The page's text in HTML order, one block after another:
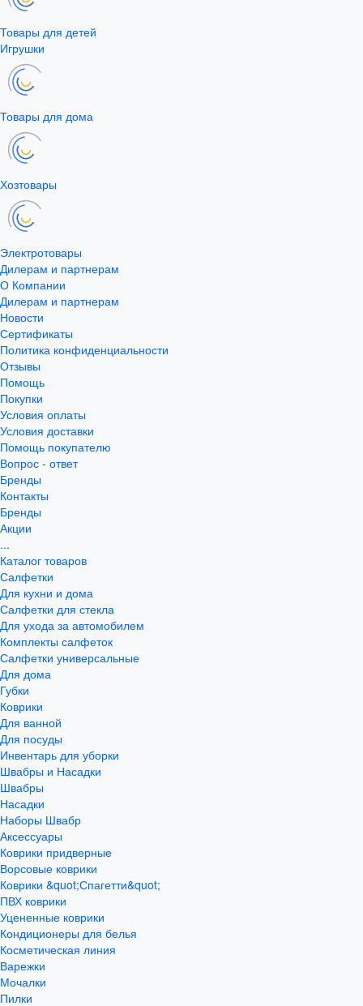
Товары для детей
Игрушки
Товары для дома
Хозтовары
Электротовары
Дилерам и партнерам
О Компании
Дилерам и партнерам
Новости
Сертификаты
Политика конфиденциальности
Отзывы
Помощь
Покупки
Условия оплаты
Условия доставки
Помощь покупателю
Вопрос - ответ
Бренды
Контакты
Бренды
Акции
...
Каталог товаров
Салфетки
Для кухни и дома
Салфетки для стекла
Для ухода за автомобилем
Комплекты салфеток
Салфетки универсальные
Для дома
Губки
Коврики
Для ванной
Для посуды
Инвентарь для уборки
Швабры и Насадки
Швабры
Насадки
Наборы Швабр
Аксессуары
Коврики придверные
Ворсовые коврики
Коврики &quot;Спагетти&quot;
ПВХ коврики
Уцененные коврики
Кондиционеры для белья
Косметическая линия
Варежки
Мочалки
Пилки